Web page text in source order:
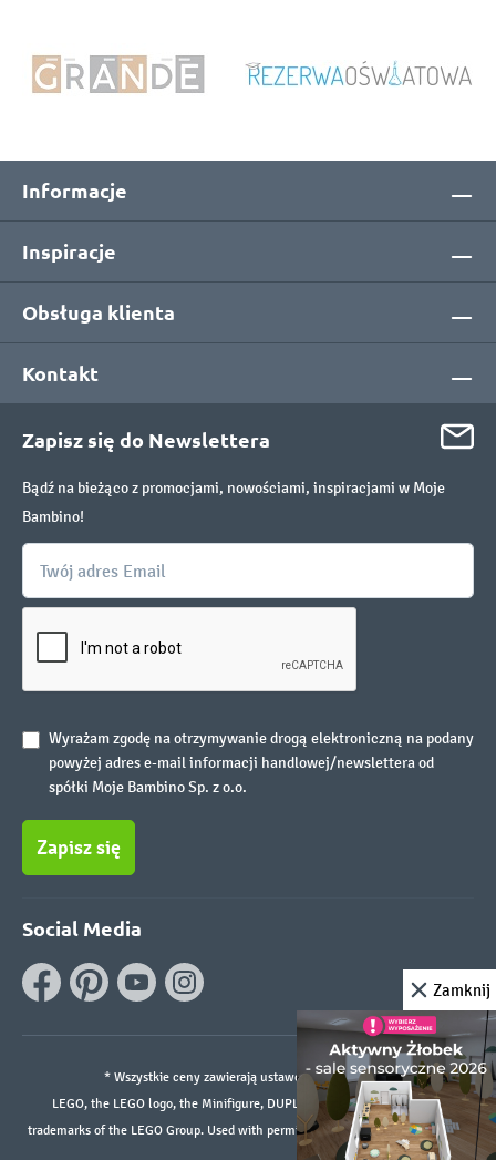
Informacje
Inspiracje
Obsługa klienta
Kontakt
Zapisz się do Newslettera
Bądź na bieżąco z promocjami, nowościami, inspiracjami w Moje
Bambino!
Wyrażam zgodę na otrzymywanie drogą elektroniczną na podany
powyżej adres e-mail informacji handlowej/newslettera od
spółki Moje Bambino Sp. z o.o.
Zapisz się
Social Media
* Wszystkie ceny zawierają ustawowy podatek VAT.
LEGO, the LEGO logo, the Minifigure, DUPLO, and the SPIKE logo are
trademarks of the LEGO Group. Used with permission. ©2026 The LEGO Group
Zamknij